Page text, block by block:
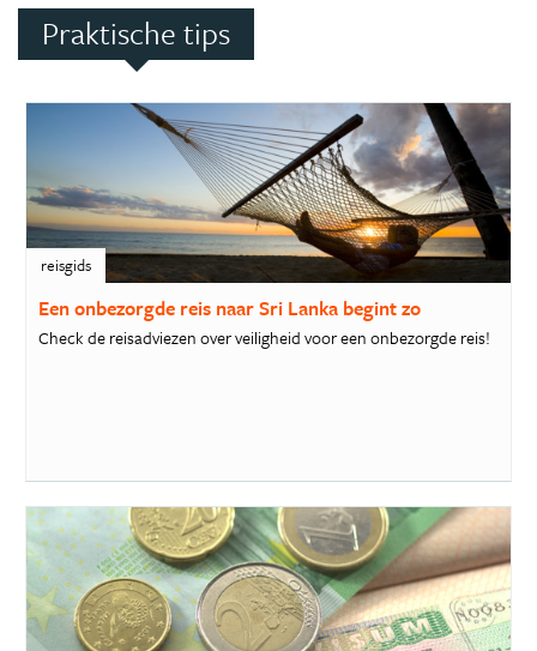
Praktische tips
reisgids
Een onbezorgde reis naar Sri Lanka begint zo
Check de reisadviezen over veiligheid voor een onbezorgde reis!